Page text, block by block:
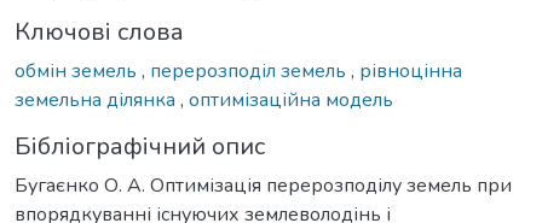
Ключові слова
обмін земель , перерозподіл земель , рівноцінна
земельна ділянка , оптимізаційна модель
Бібліографічний опис
Бугаєнко О. А. Оптимізація перерозподілу земель при
впорядкуванні існуючих землеволодінь і